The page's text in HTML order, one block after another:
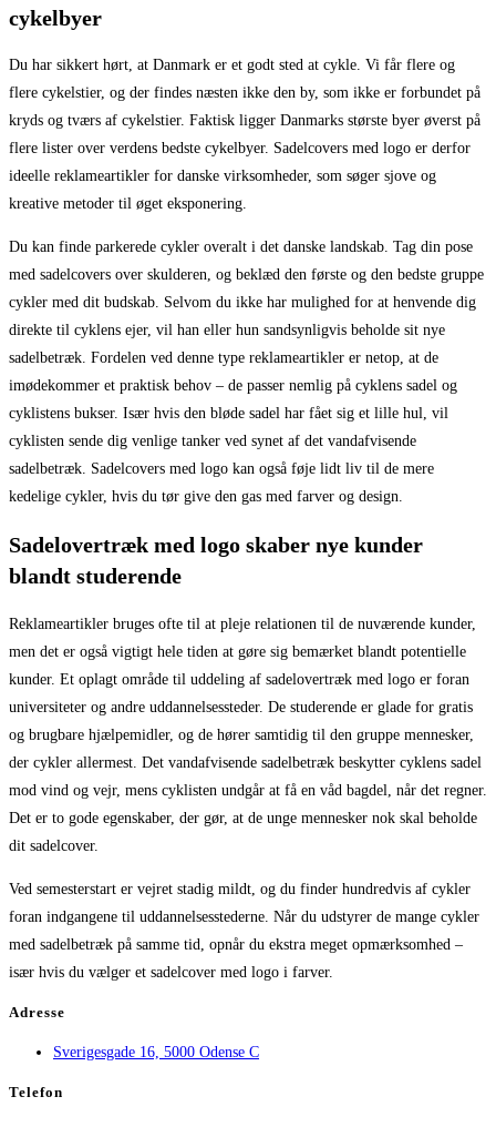
cykelbyer
Du har sikkert hørt, at Danmark er et godt sted at cykle. Vi får flere og
flere cykelstier, og der findes næsten ikke den by, som ikke er forbundet på
kryds og tværs af cykelstier. Faktisk ligger Danmarks største byer øverst på
flere lister over verdens bedste cykelbyer. Sadelcovers med logo er derfor
ideelle reklameartikler for danske virksomheder, som søger sjove og
kreative metoder til øget eksponering.
Du kan finde parkerede cykler overalt i det danske landskab. Tag din pose
med sadelcovers over skulderen, og beklæd den første og den bedste gruppe
cykler med dit budskab. Selvom du ikke har mulighed for at henvende dig
direkte til cyklens ejer, vil han eller hun sandsynligvis beholde sit nye
sadelbetræk. Fordelen ved denne type reklameartikler er netop, at de
imødekommer et praktisk behov – de passer nemlig på cyklens sadel og
cyklistens bukser. Især hvis den bløde sadel har fået sig et lille hul, vil
cyklisten sende dig venlige tanker ved synet af det vandafvisende
sadelbetræk. Sadelcovers med logo kan også føje lidt liv til de mere
kedelige cykler, hvis du tør give den gas med farver og design.
Sadelovertræk med logo skaber nye kunder
blandt studerende
Reklameartikler bruges ofte til at pleje relationen til de nuværende kunder,
men det er også vigtigt hele tiden at gøre sig bemærket blandt potentielle
kunder. Et oplagt område til uddeling af sadelovertræk med logo er foran
universiteter og andre uddannelsessteder. De studerende er glade for gratis
og brugbare hjælpemidler, og de hører samtidig til den gruppe mennesker,
der cykler allermest. Det vandafvisende sadelbetræk beskytter cyklens sadel
mod vind og vejr, mens cyklisten undgår at få en våd bagdel, når det regner.
Det er to gode egenskaber, der gør, at de unge mennesker nok skal beholde
dit sadelcover.
Ved semesterstart er vejret stadig mildt, og du finder hundredvis af cykler
foran indgangene til uddannelsesstederne. Når du udstyrer de mange cykler
med sadelbetræk på samme tid, opnår du ekstra meget opmærksomhed –
især hvis du vælger et sadelcover med logo i farver.
Adresse
Sverigesgade 16, 5000 Odense C
Telefon